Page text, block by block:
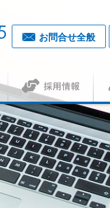
お問合せ全般
セス
ット）
採用情報